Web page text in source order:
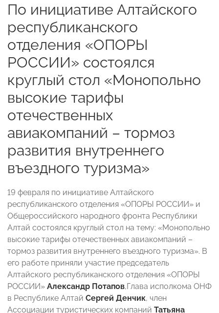
По инициативе Алтайского
республиканского
отделения «ОПОРЫ
РОССИИ» состоялся
круглый стол «Монопольно
высокие тарифы
отечественных
авиакомпаний – тормоз
развития внутреннего
въездного туризма»
19 февраля по инициативе Алтайского
республиканского отделения «ОПОРЫ РОССИИ» и
Общероссийского народного фронта Республики
Алтай состоялся круглый стол на тему: «Монопольно
высокие тарифы отечественных авиакомпаний –
тормоз развития внутреннего въездного туризма». В
его работе приняли участие председатель
Алтайского республиканского отделения «ОПОРЫ
РОССИИ» Александр Потапов,Глава исполкома ОНФ
в Республике Алтай Сергей Денчик, член
Ассоциации туристических компаний Татьяна